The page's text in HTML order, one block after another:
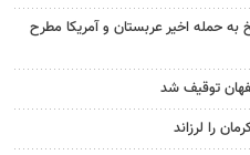
به حمله اخیر عربستان و آمریکا مطرح